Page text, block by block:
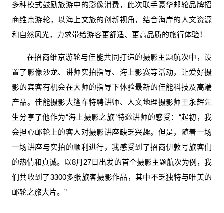
多种模式鼓励旅游中的影像消费，此次联手豪华邮轮品牌招
商维京游轮，以海上文旅的创新视角，结合海岸的人文资源
和自然风光，力求带给游客更舒适、更高品质的旅行体验！
在招商维京游轮与佳能共同打造的摄影主题航次中，设
置了影像沙龙、讲师实拍指导、海上影赛等活动，让爱好摄
影的宾客有机会在大师的指导下体验最新的佳能科技及高端
产品。佳能摄影大篷车特聘讲师、人文地理摄影师王永辉先
生分享了他作为“海上摄影之旅”特邀讲师的感受：“起初，我
会担心邮轮上的客人对摄影讲座缺乏兴趣。但是，随着一场
一场讲座与实拍的顺利进行，我感受到了招商伊敦号旅客们
的热情和真诚。以8月27日出发的首个摄影主题航次为例，我
们共收到了3300多张旅客摄影作品，其中不乏独特与唯美的
邮轮之旅大片。”